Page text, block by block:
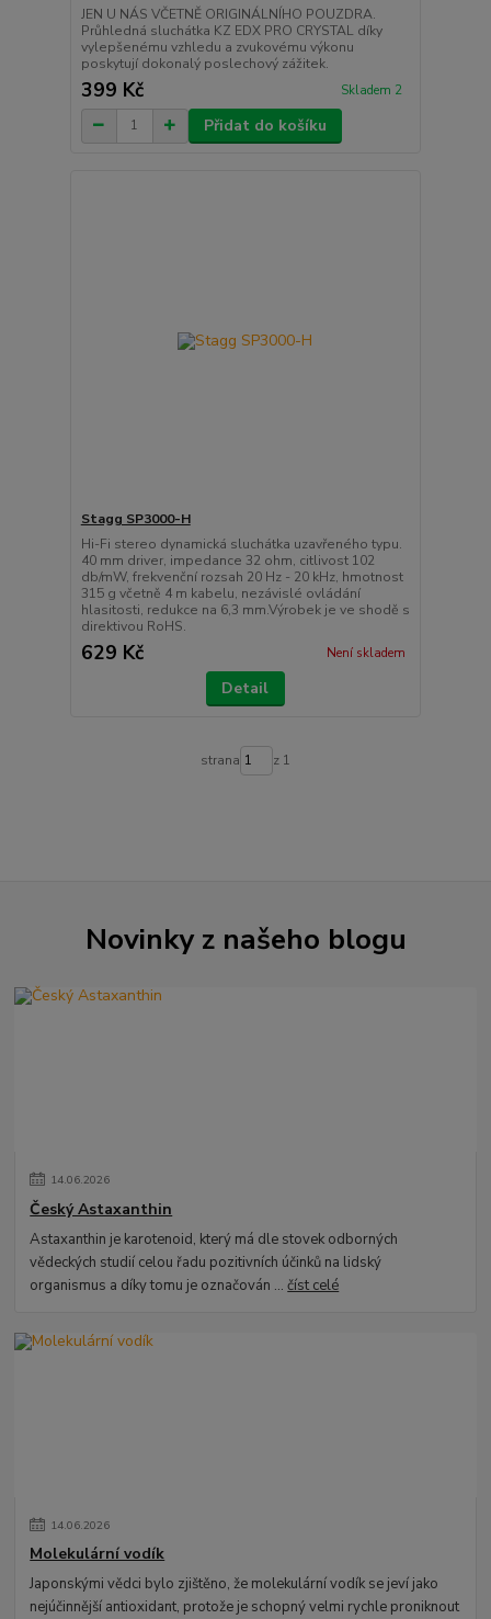
JEN U NÁS VČETNĚ ORIGINÁLNÍHO POUZDRA.
Průhledná sluchátka KZ EDX PRO CRYSTAL díky
vylepšenému vzhledu a zvukovému výkonu
poskytují dokonalý poslechový zážitek.
399 Kč Skladem 2
Přidat do košíku
Stagg SP3000-H
Hi-Fi stereo dynamická sluchátka uzavřeného typu.
40 mm driver, impedance 32 ohm, citlivost 102
db/mW, frekvenční rozsah 20 Hz - 20 kHz, hmotnost
315 g včetně 4 m kabelu, nezávislé ovládání
hlasitosti, redukce na 6,3 mm.Výrobek je ve shodě s
direktivou RoHS.
629 Kč Není skladem
Detail
strana z 1
Novinky z našeho blogu
14.06.2026
Český Astaxanthin
Astaxanthin je karotenoid, který má dle stovek odborných
vědeckých studií celou řadu pozitivních účinků na lidský
organismus a díky tomu je označován ...číst celé
14.06.2026
Molekulární vodík
Japonskými vědci bylo zjištěno, že molekulární vodík se jeví jako
nejúčinnější antioxidant, protože je schopný velmi rychle proniknout